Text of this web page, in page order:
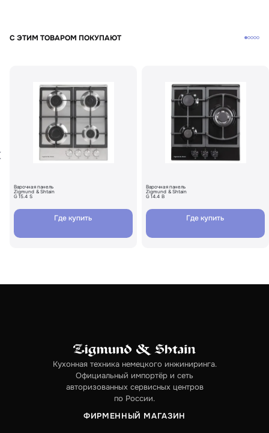
С ЭТИМ ТОВАРОМ ПОКУПАЮТ
Варочная панель
Zigmund & Shtain
G 15.4 S
Где купить
Варочная панель
Zigmund & Shtain
G 14.4 B
Где купить
Кухонная техника немецкого инжиниринга.
Официальный импортёр и сеть
авторизованных сервисных центров
по России.
ФИРМЕННЫЙ МАГАЗИН